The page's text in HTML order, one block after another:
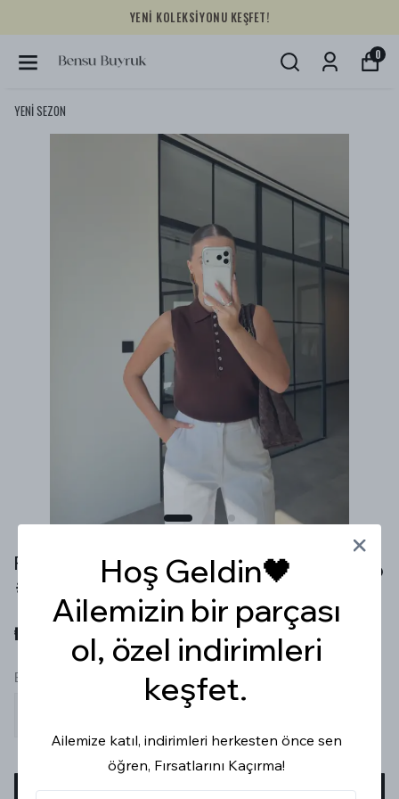
YENİ KOLEKSİYONU KEŞFET!
0
YENİ SEZON
POLO YAKA DÜĞMELİ KAHVERENGİ TRİKO
₺ 799.99
Beden
Hoş Geldin🖤
Ailemizin bir parçası
ol, özel indirimleri
keşfet.
Ailemize katıl, indirimleri herkesten önce sen
öğren, Fırsatlarını Kaçırma!